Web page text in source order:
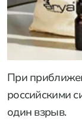
При
российскими
один взрыв.